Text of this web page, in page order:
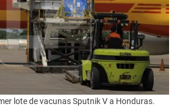
lote de vacunas Sputnik V a Honduras.